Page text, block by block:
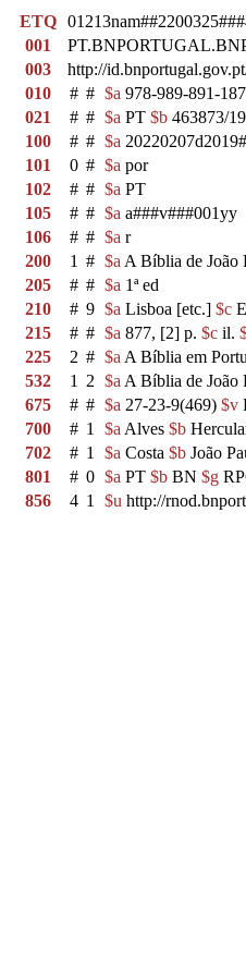
ETQ
001
003
http://
010
# # $a 978-989-891-
021
# # $a PT $b 463873/19
100
# # $a
101
0 # $a por
102
# # $a PT
105
# # $a a###v###001yy
106
# # $a r
200
1 # $a A Bíblia de João
205
# # $a 1ª ed
210
# 9 $a Lisboa [etc.] $c
215
# # $a 877, [2] p. $c il.
225
2 # $a A Bíblia em
532
1 2 $a A Bíblia de João
675
# # $a 27-23-9(469) $v
700
# 1 $a Alves $b
702
# 1 $a Costa $b João
801
# 0 $a PT $b BN $g
856
4 1 $u http://